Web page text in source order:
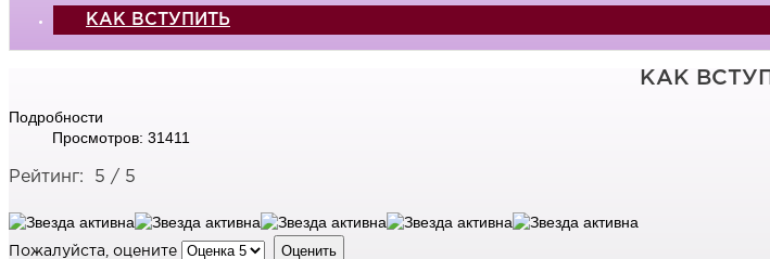
КАК ВСТУПИТЬ
КАК
Подробности
Просмотров: 31411
Рейтинг: 5 / 5
Пожалуйста, оцените